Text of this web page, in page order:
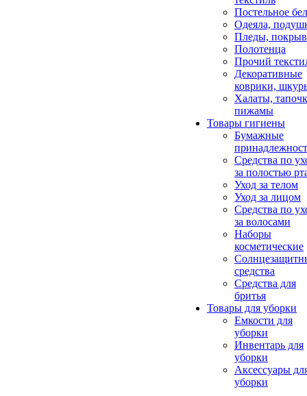
Постельное
Одеяла,
Пледы,
Полотенца
Прочий
Декоративные
коврики,
Халаты,
пижамы
Товары гигиены
Бумажные
Средства по
за полостью
Уход за телом
Уход за лицом
Средства по
за волосами
Наборы
косметические
средства
Средства для
бритья
Товары для уборки
Емкости для
уборки
Инвентарь для
уборки
Аксессуары
уборки